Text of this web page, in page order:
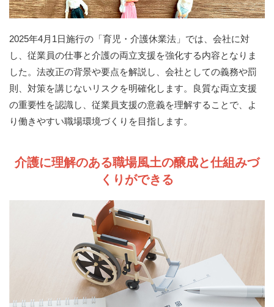
2025年4月1日施行の「育児・介護休業法」では、会社に対
し、従業員の仕事と介護の両立支援を強化する内容となりま
した。法改正の背景や要点を解説し、会社としての義務や罰
則、対策を講じないリスクを明確化します。良質な両立支援
の重要性を認識し、従業員支援の意義を理解することで、よ
り働きやすい職場環境づくりを目指します。
介護に理解のある職場風土の醸成と仕組みづ
くりができる